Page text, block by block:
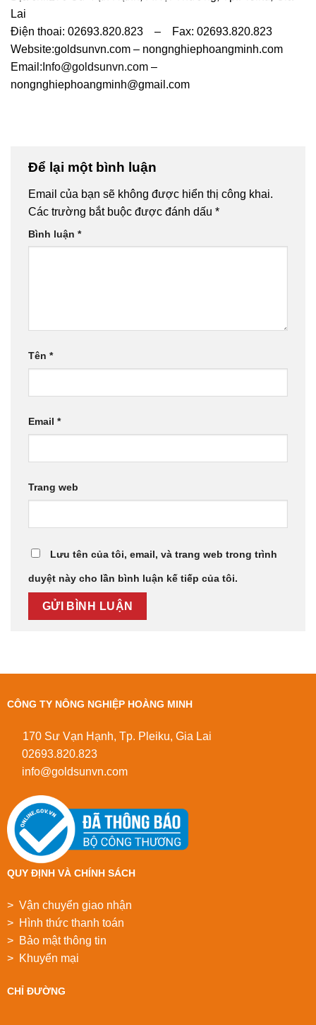
Lai
Điện thoai: 02693.820.823 – Fax: 02693.820.823
Website:goldsunvn.com – nongnghiephoangminh.com
Email: Info@goldsunvn.com –
nongnghiephoangminh@gmail.com
Để lại một bình luận
Email của bạn sẽ không được hiển thị công khai.
Các trường bắt buộc được đánh dấu *
Bình luận *
Tên *
Email *
Trang web
Lưu tên của tôi, email, và trang web trong trình
duyệt này cho lần bình luận kế tiếp của tôi.
CÔNG TY NÔNG NGHIỆP HOÀNG MINH
170 Sư Vạn Hạnh, Tp. Pleiku, Gia Lai
02693.820.823
info@goldsunvn.com
QUY ĐỊNH VÀ CHÍNH SÁCH
> Vận chuyển giao nhận
> Hình thức thanh toán
> Bảo mật thông tin
> Khuyển mại
CHỈ ĐƯỜNG